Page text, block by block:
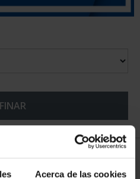
Acerca de las cookies